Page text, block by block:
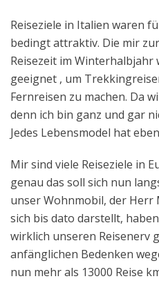
Reiseziele in Italien waren
bedingt attraktiv. Die mir
Reisezeit im
geeignet , um
Fernreisen zu machen. Da
denn ich bin ganz und gar
Jedes Lebensmodel hat
Mir sind viele Reiseziele in
genau das soll sich nun
unser Wohnmobil, der Herr
sich bis dato darstellt,
wirklich unseren Reisenerv
anfänglichen Bedenken
nun mehr als 13000 Reise